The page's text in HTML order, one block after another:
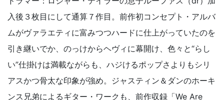
入後３枚目にして通算７作目。前作初コンセプト・アルバ
ムがヴァラエティに富みつつハードに仕上がっていたのを
引き継いでか、のっけからヘヴィに幕開け、色々と“らし
い”仕掛けは満載ながらも、ハジけるポップさよりもシリ
アスかつ骨太な印象が強め。ジャスティン＆ダンのホーキ
ンス兄弟によるギター・ワークも、前作収録「We Are